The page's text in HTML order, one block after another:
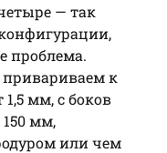
— так
проблема.
к
мм, с боков
мм,
или чем